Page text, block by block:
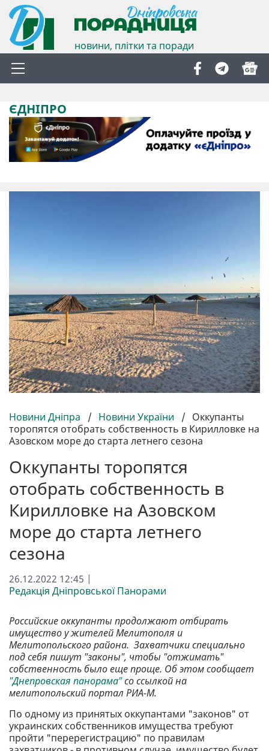
новини, плітки та поради
ЄДНІПРО
Новини Дніпра / Новини України / Оккупанты
торопятся отобрать собственность в Кирилловке на
Азовском море до старта летнего сезона
Оккупанты торопятся
отобрать собственность в
Кирилловке на Азовском
море до старта летнего
сезона
26.12.2022 12:45 |
Редакція Дніпровської Панорами
Российские оккупанты продолжают отбирать
имущество у жителей Мелитополя и
Мелитопольского района. Захватчики специально
под себя пишут "законы", чтобы "отжимать"
собственность было еще проще. Об этом сообщает
"Днепровская панорама"со ссылкой на
мелитопольский портал РИА-М.
По одному из принятых оккупантами "законов" от
украинских собственников имущества требуют
пройти "перерегистрацию" по правилам